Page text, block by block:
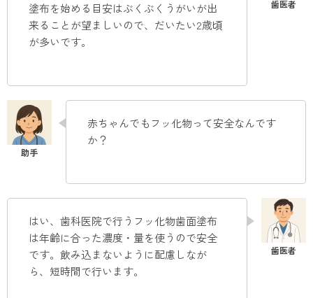
塗布を始める目安はぶくぶくうがいが出
来ることが望ましいので、だいたい2歳頃
が多いです。
赤ちゃんでもフッ化物って安全なんです
か？
はい、歯科医院で行うフッ化物歯面塗布
は年齢に合った濃度・量を使うので安全
です。飲み込まないように配慮しなが
ら、短時間で行います。